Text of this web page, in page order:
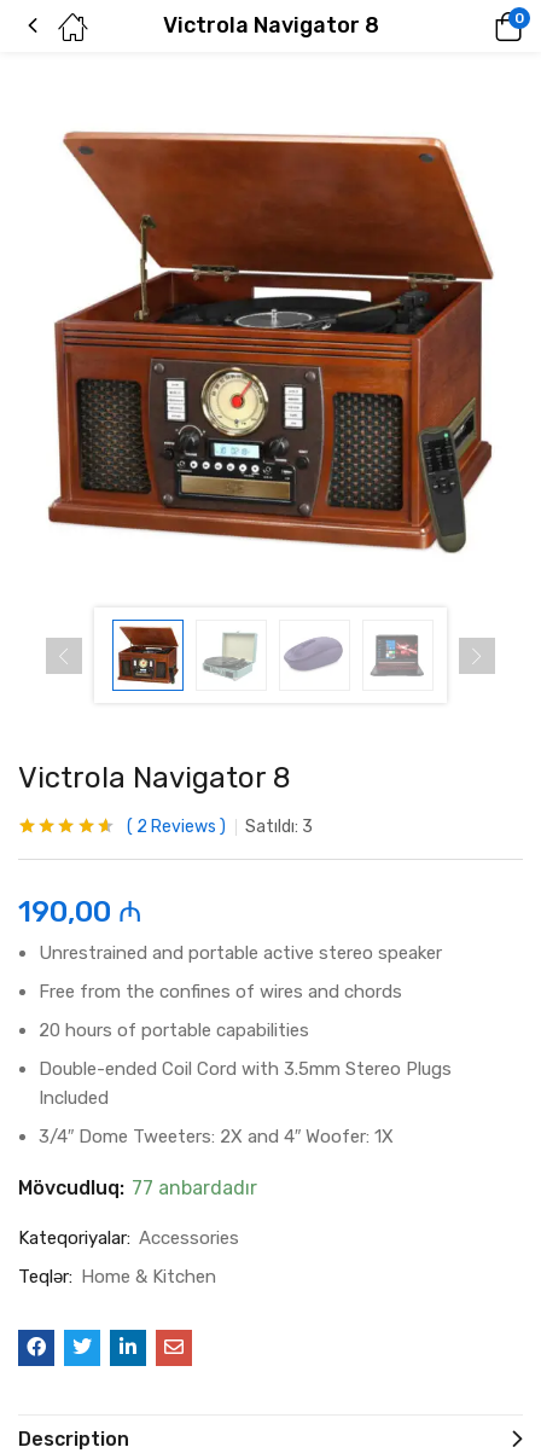
Victrola Navigator 8 0
Victrola Navigator 8
customer
ratings
2 Reviews Satıldı: 3
190,00 ₼
Unrestrained and portable active stereo speaker
Free from the confines of wires and chords
20 hours of portable capabilities
Double-ended Coil Cord with 3.5mm Stereo Plugs
Included
3/4″ Dome Tweeters: 2X and 4″ Woofer: 1X
Mövcudluq: 77 anbardadır
Kateqoriyalar: Accessories
Teqlər: Home & Kitchen
Description